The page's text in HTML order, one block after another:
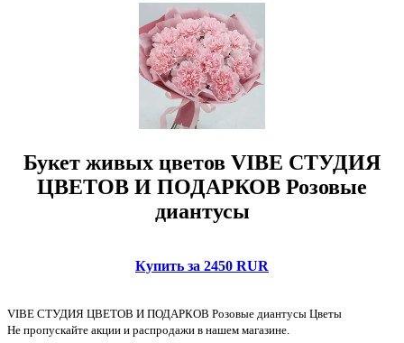
Букет живых цветов VIBE СТУДИЯ
ЦВЕТОВ И ПОДАРКОВ Розовые
диантусы
Купить за 2450 RUR
VIBE СТУДИЯ ЦВЕТОВ И ПОДАРКОВ Розовые диантусы Цветы
Не пропускайте акции и распродажи в нашем магазине.